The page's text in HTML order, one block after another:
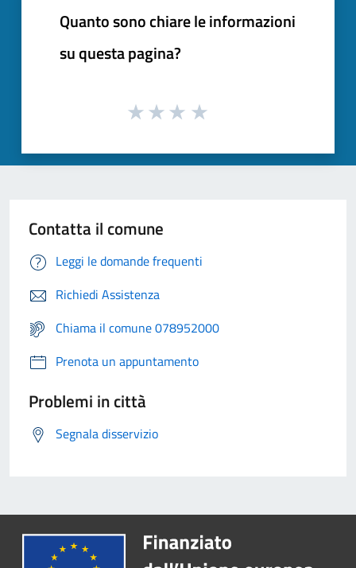
Quanto sono chiare le informazioni
su questa pagina?
Contatta il comune
Leggi le domande frequenti
Richiedi Assistenza
Chiama il comune 078952000
Prenota un appuntamento
Problemi in città
Segnala disservizio